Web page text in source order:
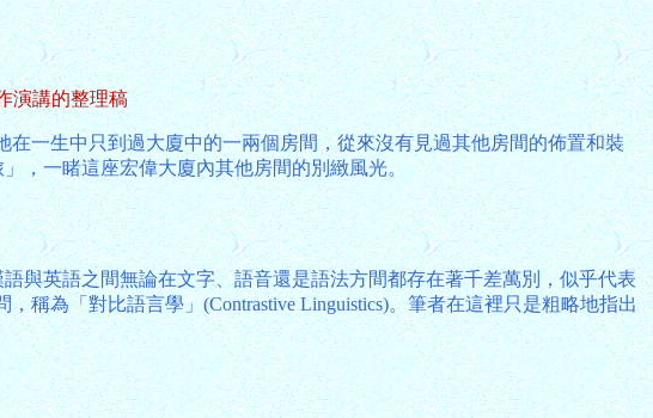
演講的整理稿
一生中只到過大廈中的一兩個房間，從來沒有見過其他房間的佈置和裝
，一睹這座宏偉大廈內其他房間的別緻風光。
與英語之間無論在文字、語音還是語法方間都存在著千差萬別，似乎代表
稱為「對比語言學」(Contrastive Linguistics)。筆者在這裡只是粗略地指出